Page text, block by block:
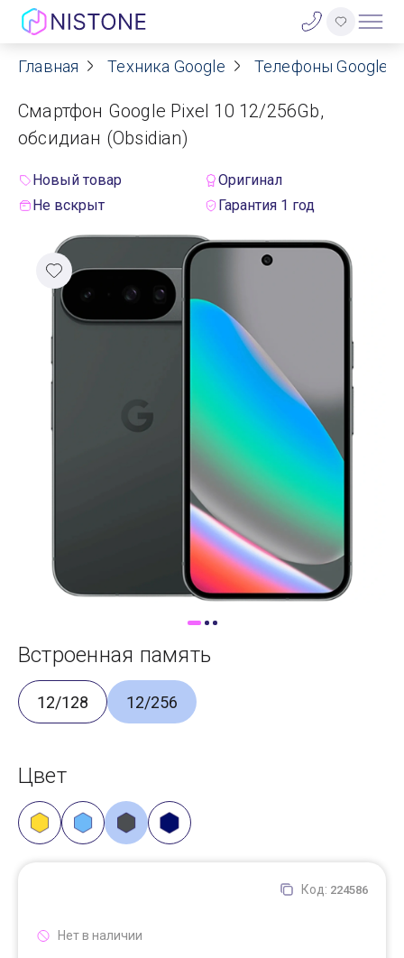
Акции
О нас
Договор оферты
Главная Техника Google Телефоны Google
Смартфон Google Pixel 10 12/256Gb,
обсидиан (Obsidian)
Новый товар
Оригинал
Не вскрыт
Гарантия 1 год
Встроенная память
12/128 12/256
Цвет
Код: 224586
Нет в наличии